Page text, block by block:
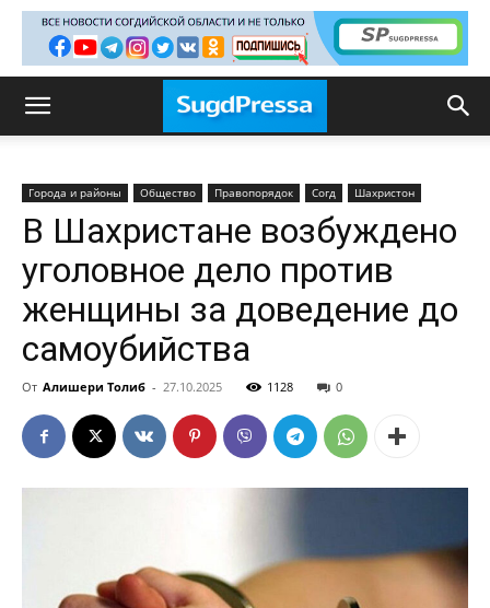
Города и районы Общество Правопорядок Согд Шахристон
В Шахристане возбуждено
уголовное дело против
женщины за доведение до
самоубийства
От Алишери Толиб - 27.10.2025 1128 0